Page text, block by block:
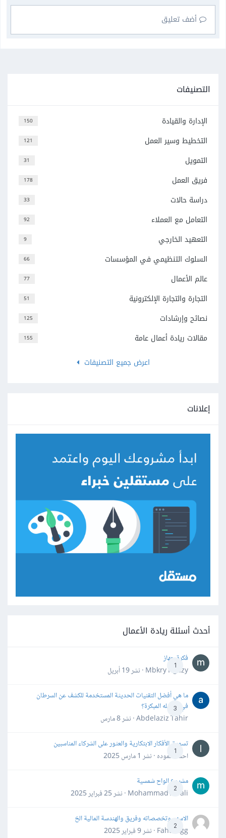
أضف تعليق
التصنيفات
150 الإدارة والقيادة
121 التخطيط وسير العمل
31 التمويل
178 فريق العمل
33 دراسة حالات
92 التعامل مع العملاء
9 التعهيد الخارجي
66 السلوك التنظيمي في المؤسسات
77 عالم الأعمال
51 التجارة والتجارة الإلكترونية
125 نصائح وإرشادات
155
مقالات ريادة أعمال عامة
اعرض جميع التصنيفات
إعلانات
أحدث أسئلة ريادة الأعمال
1
فكرة جهاز
Mbkry Hgazy · نشر
19 أبريل
3
ما هي أفضل التقنيات الحديثة المستخدمة للكشف عن السرطان
في مراحله المبكرة؟
Abdelaziz Tahir · نشر
8 مارس
1
تسويق الأفكار الابتكارية والعثور على الشركاء المناسبين
احمد حموده · نشر 1 مارس 2025
2
مشروع الواح شمسية
Mohammad Awali · نشر
25 فبراير 2025
2
الاسهم وتخصصاته وفريق والهندسة المالية الخ
Fahd Ggg · نشر
9 فبراير 2025